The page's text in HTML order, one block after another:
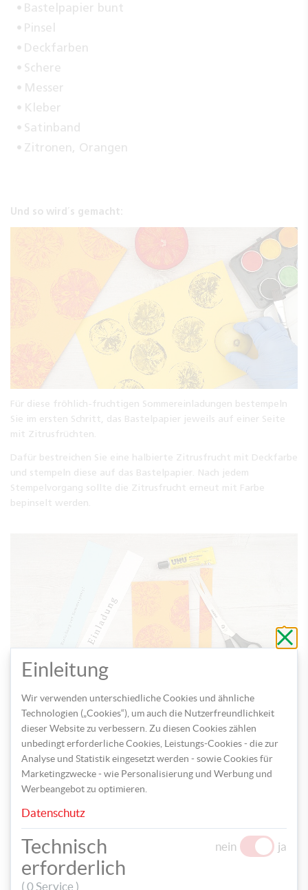
Bastelpapier bunt
Pinsel
Deckfarben
Schere
Messer
Kleber
Satinband
Zitronen, Orangen
Und so wird´s gemacht:
Für diese fröhlich-fruchtigen Sommereinladungen bestempeln
Sie im ersten Schritt, das Bastelpapier jeweils auf einer Seite
mit Zitrusfrüchten.
Dafür bestreichen Sie eine halbierte Zitrusfrucht mit Deckfarbe
und stempeln diese auf das Bastelpapier. Nach jedem
Stempelvorgang sollte die Zitrusfrucht erneut mit Farbe
bepinselt werden.
Klappen Sie die Papiere in der Mitte zusammen und schneiden
Sie diese in der gewünschten Form zu.
Drucken Sie auf weißem oder buntem Papier den Text für die
Einladungskarte aus, der dann auf der Vorderseite der Karte
angebracht wird
ohne
zu
Einleitung
Wir verwenden unterschiedliche Cookies und ähnliche
Technologien („Cookies“), um auch die Nutzerfreundlichkeit
dieser Website zu verbessern. Zu diesen Cookies zählen
unbedingt erforderliche Cookies, Leistungs-Cookies - die zur
Analyse und Statistik eingesetzt werden - sowie Cookies für
Marketingzwecke - wie Personalisierung und Werbung und
Werbeangebot zu optimieren.
Datenschutz
Technisch
erforderlich
( 0 Service )
nein ja